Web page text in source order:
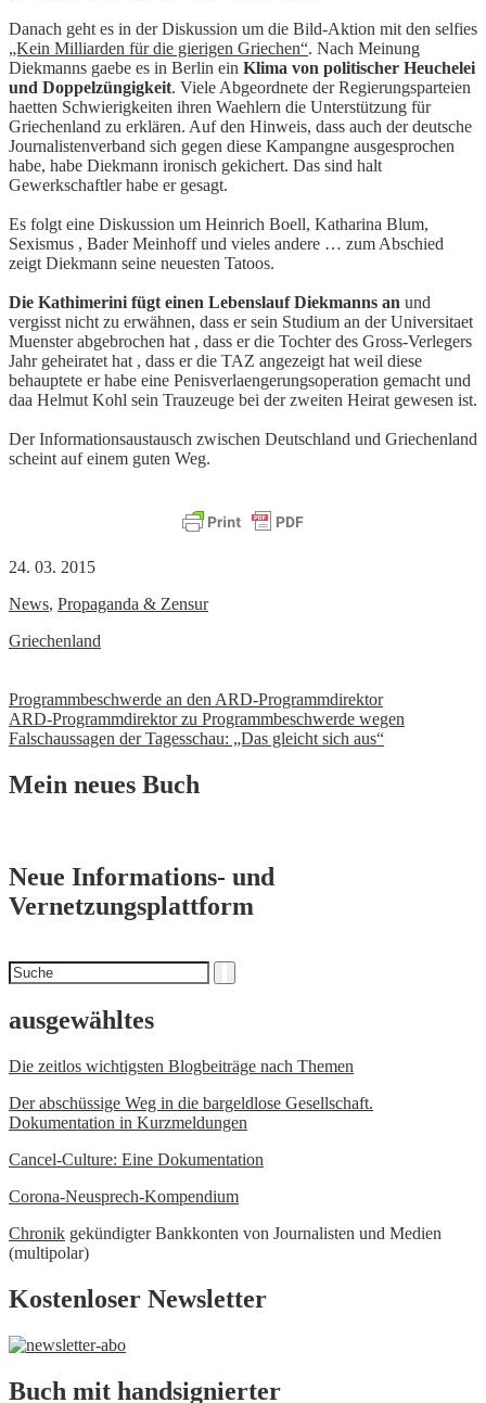
Danach geht es in der Diskussion um die Bild-Aktion mit den selfies
„Kein Milliarden für die gierigen Griechen“. Nach Meinung
Diekmanns gaebe es in Berlin ein Klima von politischer Heuchelei
und Doppelzüngigkeit. Viele Abgeordnete der Regierungsparteien
haetten Schwierigkeiten ihren Waehlern die Unterstützung für
Griechenland zu erklären. Auf den Hinweis, dass auch der deutsche
Journalistenverband sich gegen diese Kampangne ausgesprochen
habe, habe Diekmann ironisch gekichert. Das sind halt
Gewerkschaftler habe er gesagt.
Es folgt eine Diskussion um Heinrich Boell, Katharina Blum,
Sexismus , Bader Meinhoff und vieles andere … zum Abschied
zeigt Diekmann seine neuesten Tatoos.
Die Kathimerini fügt einen Lebenslauf Diekmanns an und
vergisst nicht zu erwähnen, dass er sein Studium an der Universitaet
Muenster abgebrochen hat , dass er die Tochter des Gross-Verlegers
Jahr geheiratet hat , dass er die TAZ angezeigt hat weil diese
behauptete er habe eine Penisverlaengerungsoperation gemacht und
daa Helmut Kohl sein Trauzeuge bei der zweiten Heirat gewesen ist.
Der Informationsaustausch zwischen Deutschland und Griechenland
scheint auf einem guten Weg.
24. 03. 2015
News, Propaganda & Zensur
Griechenland
Beitrags-
Navigation
Programmbeschwerde an den ARD-Programmdirektor
ARD-Programmdirektor zu Programmbeschwerde wegen
Falschaussagen der Tagesschau: „Das gleicht sich aus“
Mein neues Buch
Neue Informations- und
Vernetzungsplattform
Suchen
nach
ausgewähltes
Die zeitlos wichtigsten Blogbeiträge nach Themen
Der abschüssige Weg in die bargeldlose Gesellschaft.
Dokumentation in Kurzmeldungen
Cancel-Culture: Eine Dokumentation
Corona-Neusprech-Kompendium
Chronik gekündigter Bankkonten von Journalisten und Medien
(multipolar)
Kostenloser Newsletter
Buch mit handsignierter